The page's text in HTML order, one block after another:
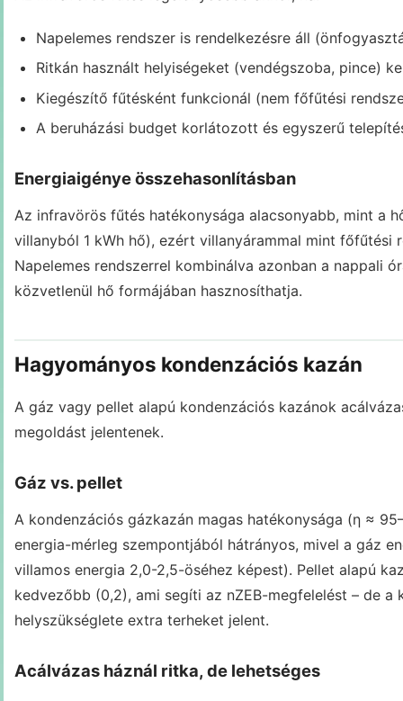
Napelemes rendszer is rendelkezésre áll
Ritkán használt helyiségeket (vendégszoba, pince)
Kiegészítő fűtésként funkcionál (nem főfűtési
A beruházási budget korlátozott és egyszerű
Energiaigénye összehasonlításban
Az infravörös fűtés hatékonysága alacsonyabb, mint a
villanyból 1 kWh hő), ezért villanyárammal mint főfűtési
Napelemes rendszerrel kombinálva azonban a nappali
közvetlenül hő formájában hasznosíthatja.
Hagyományos kondenzációs kazán
A gáz vagy pellet alapú kondenzációs kazánok
megoldást jelentenek.
Gáz vs. pellet
A kondenzációs gázkazán magas hatékonysága (η ≈
energia-mérleg szempontjából hátrányos, mivel a gáz
villamos energia 2,0-2,5-öséhez képest). Pellet alapú
kedvezőbb (0,2), ami segíti az nZEB-megfelelést – de
helyszükséglete extra terheket jelent.
Acálvázas háznál ritka, de lehetséges